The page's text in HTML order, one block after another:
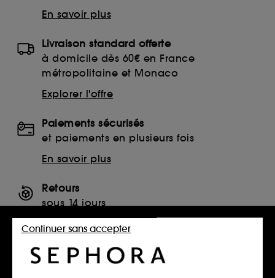
En savoir plus
Livraison standard offerte
à domicile dès 60€ en France
métropolitaine et Monaco
Explorer l'offre
Paiements sécurisés
et paiements en plusieurs fois
En savoir plus
Retours
sous 14 jours
Retourner mon article
SERVICES, CONTACT ET CONDITIONS DES OFFRES
Continuer sans accepter